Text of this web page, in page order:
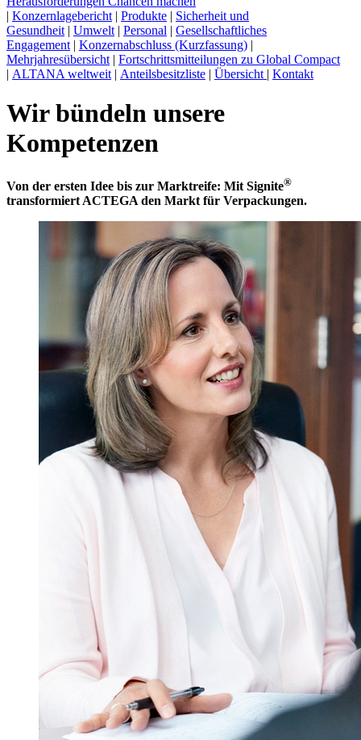
| Konzernlagebericht | Produkte | Sicherheit und
Gesundheit | Umwelt | Personal | Gesellschaftliches
Engagement | Konzernabschluss (Kurzfassung) |
Mehrjahresübersicht | Fortschrittsmitteilungen zu Global Compact
| ALTANA weltweit | Anteilsbesitzliste | Übersicht | Kontakt
Wir bündeln unsere
Kompetenzen
Von der ersten Idee bis zur Marktreife: Mit Signite®
transformiert ACTEGA den Markt für Verpackungen.